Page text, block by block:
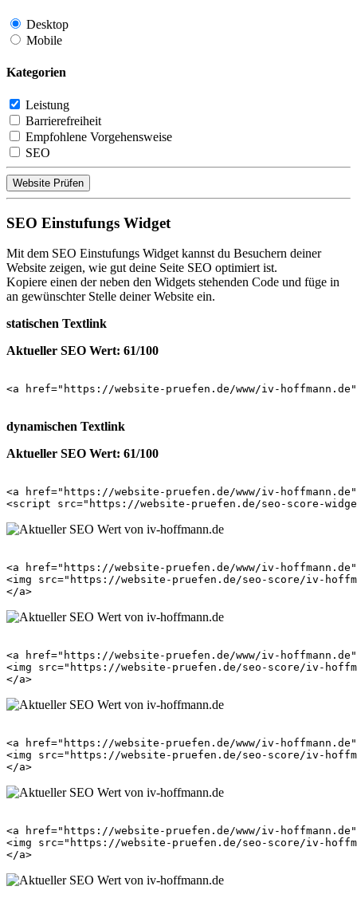
Desktop
Mobile
Kategorien
Leistung
Barrierefreiheit
Empfohlene Vorgehensweise
SEO
Website Prüfen
SEO Einstufungs Widget
Mit dem SEO Einstufungs Widget kannst du Besuchern deiner
Website zeigen, wie gut deine Seite SEO optimiert ist.
Kopiere einen der neben den Widgets stehenden Code und füge in
an gewünschter Stelle deiner Website ein.
statischen Textlink
Aktueller SEO Wert: 61/100
<a href="https://website-pruefen.de/www/iv-
dynamischen Textlink
Aktueller SEO Wert: 61/100
<a href="https://website-pruefen.de/www/iv-
<a href="https://website-pruefen.de/www/iv-
<img src="https://website-pruefen.de/seo-score/iv-
<a href="https://website-pruefen.de/www/iv-
<img src="https://website-pruefen.de/seo-score/iv-
<a href="https://website-pruefen.de/www/iv-
<img src="https://website-pruefen.de/seo-score/iv-
<a href="https://website-pruefen.de/www/iv-
<img src="https://website-pruefen.de/seo-score/iv-